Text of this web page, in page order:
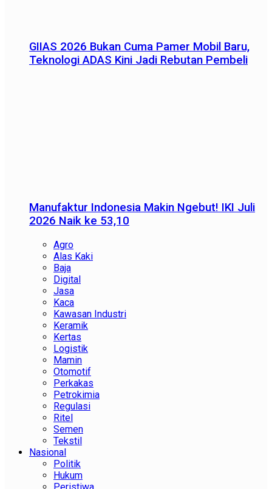
GIIAS 2026 Bukan Cuma Pamer Mobil Baru,
Teknologi ADAS Kini Jadi Rebutan Pembeli
Manufaktur Indonesia Makin Ngebut! IKI Juli
2026 Naik ke 53,10
Agro
Alas Kaki
Baja
Digital
Jasa
Kaca
Kawasan Industri
Keramik
Kertas
Logistik
Mamin
Otomotif
Perkakas
Petrokimia
Regulasi
Ritel
Semen
Tekstil
Nasional
Politik
Hukum